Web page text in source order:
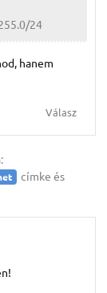
24
hanem
Válasz
címke és